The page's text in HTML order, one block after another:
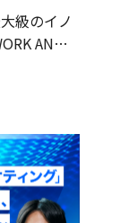
級のイノ
AND
登壇